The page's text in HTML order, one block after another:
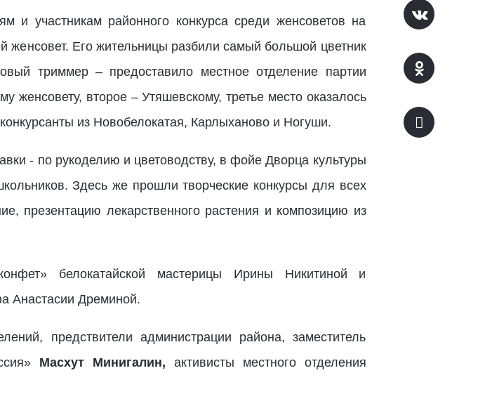
участникам районного конкурса среди женсоветов на
женсовет. Его жительницы разбили самый большой цветник
триммер – предоставило местное отделение партии
второе – Утяшевскому, третье место оказалось
из Новобелокатая, Карлыханово и Ногуши.
- по рукоделию и цветоводству, в фойе Дворца культуры
Здесь же прошли творческие конкурсы для всех
презентацию лекарственного растения и композицию из
белокатайской мастерицы Ирины Никитиной и
Анастасии Дреминой.
предствители администрации района, заместитель
Масхут Минигалин, активисты местного отделения